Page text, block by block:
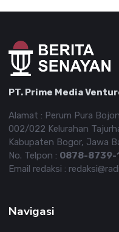
PT. Prime Media
Alamat : Perum Pura
002/022 Kelurahan
Kabupaten Bogor, Jawa
No. Telpon : 0878-8739-
Email redaksi :
Navigasi